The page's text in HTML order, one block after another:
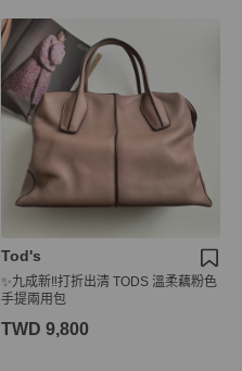
Tod's
✨九成新‼️打折出清 TODS 溫柔藕粉色
手提兩用包
TWD 9,800